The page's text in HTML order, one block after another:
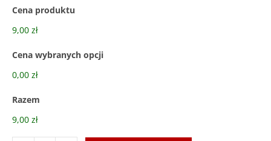
Cena produktu
9,00 zł
Cena wybranych opcji
0,00 zł
Razem
9,00 zł